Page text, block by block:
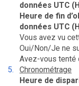
données UTC
Heure de fin
données UTC
Vous avez vu
Oui/Non/Je ne
Avez-vous tenté
Chronométrage
Heure de